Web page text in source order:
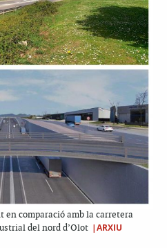
en comparació amb la carretera
del nord d’Olot |ARXIU